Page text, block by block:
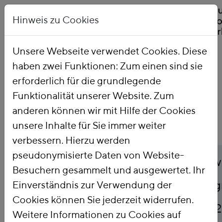
Startseite Publikationen
Titel
Bundesregierung 2022
Hinweis zu Cookies
Unsere Webseite verwendet Cookies. Diese
haben zwei Funktionen: Zum einen sind sie
erforderlich für die grundlegende
Funktionalität unserer Website. Zum
anderen können wir mit Hilfe der Cookies
unsere Inhalte für Sie immer weiter
verbessern. Hierzu werden
pseudonymisierte Daten von Website-
Besuchern gesammelt und ausgewertet. Ihr
Einverständnis zur Verwendung der
Cookies können Sie jederzeit widerrufen.
Weitere Informationen zu Cookies auf